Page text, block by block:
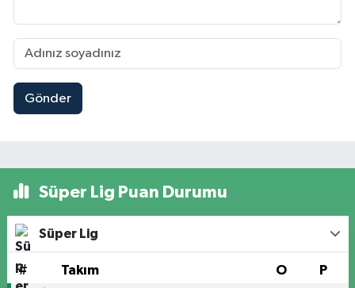
Gönder
Süper Lig Puan Durumu
Süper Lig
# Takım O P